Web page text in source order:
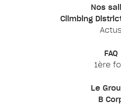
Nos
Climbing
Actus
FAQ
1ère
Le
B